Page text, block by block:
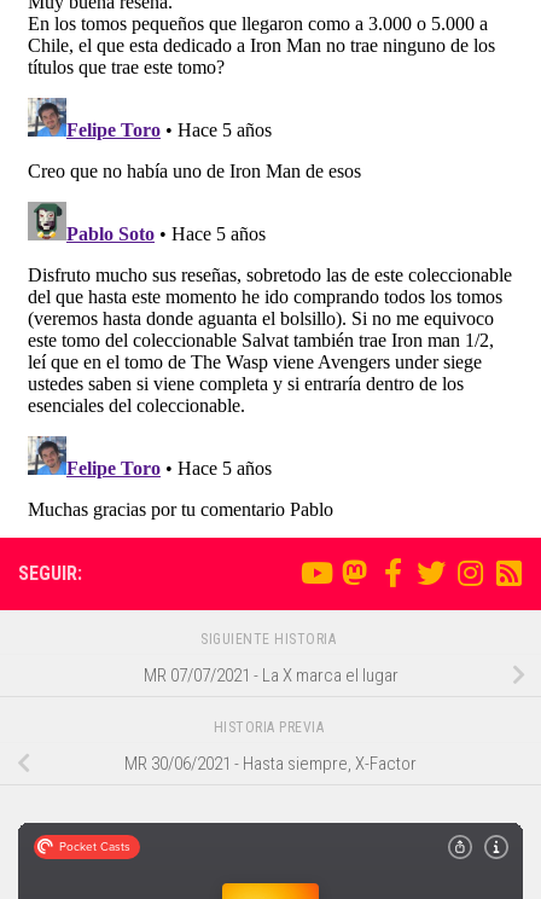
SEGUIR:
SIGUIENTE HISTORIA
MR 07/07/2021 - La X marca el lugar
HISTORIA PREVIA
MR 30/06/2021 - Hasta siempre, X-Factor